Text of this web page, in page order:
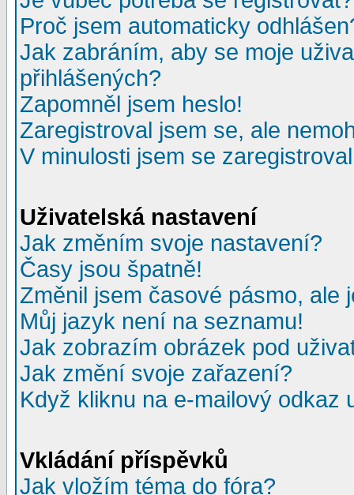
Proč jsem automaticky
Jak zabráním, aby se moje
přihlášených?
Zapomněl jsem heslo!
Zaregistroval jsem se, ale
V minulosti jsem se
Uživatelská nastavení
Jak změním svoje nastavení?
Časy jsou špatně!
Změnil jsem časové pásmo, ale
Můj jazyk není na seznamu!
Jak zobrazím obrázek pod
Jak změní svoje zařazení?
Když kliknu na e-mailový odkaz
Vkládání příspěvků
Jak vložím téma do fóra?